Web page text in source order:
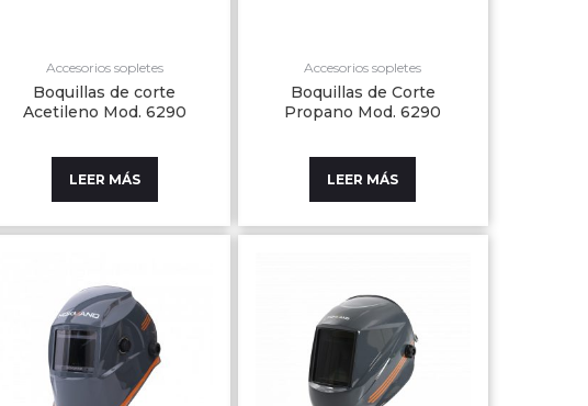
Accesorios sopletes
Boquillas de corte
Acetileno Mod. 6290
LEER MÁS
Accesorios sopletes
Boquillas de Corte
Propano Mod. 6290
LEER MÁS